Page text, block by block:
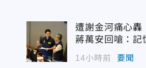
遭謝金河痛心轟
蔣萬安回嗆：記
14小時前 要聞